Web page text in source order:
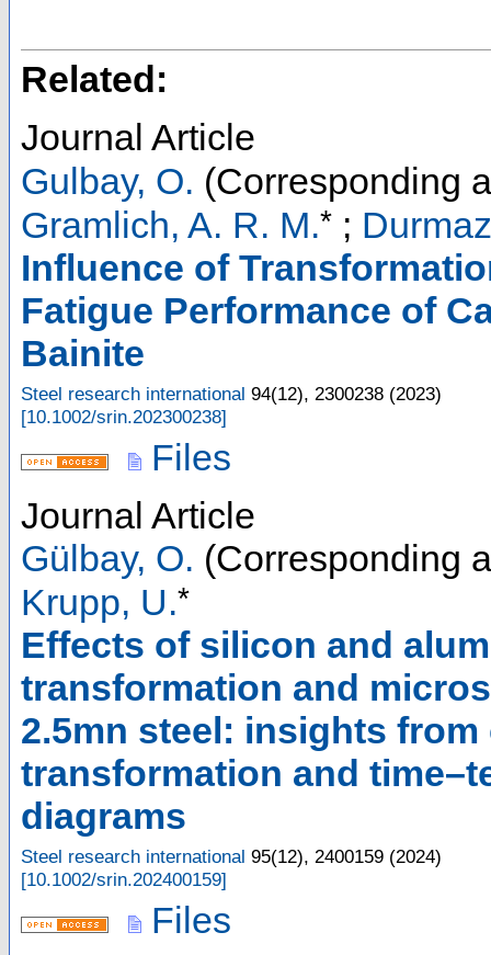
Related:
Journal Article
Gulbay, O. (Corresponding
Gramlich, A. R. M.* ;
Influence of
Fatigue Performance of
Bainite
Steel research international 94(12), 2300238 (2023)
[10.1002/srin.202300238]
Files
Journal Article
Gülbay, O. (Corresponding
Krupp, U.*
Effects of silicon and
transformation and
2.5mn steel: insights
transformation and
diagrams
Steel research international 95(12), 2400159 (2024)
[10.1002/srin.202400159]
Files